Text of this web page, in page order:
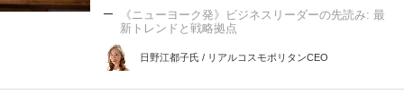
《ニューヨーク発》ビジネスリーダーの先読み: 最
新トレンドと戦略拠点
日野江都子氏 / リアルコスモポリタンCEO